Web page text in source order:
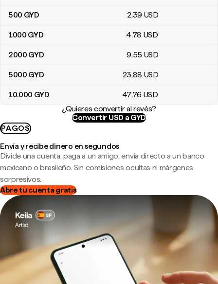
Tabla de conversión de dólares guyaneses a dólares
500 GYD 2,39 USD
1000 GYD 4,78 USD
2000 GYD 9,55 USD
5000 GYD 23,88 USD
10.000 GYD 47,76 USD
¿Quieres convertir al revés?
Convertir USD a GYD
PAGOS
Envía y recibe dinero en segundos
Divide una cuenta, paga a un amigo, envía directo a un banco
mexicano o brasileño. Sin comisiones ocultas ni márgenes
sorpresivos.
Abre tu cuenta gratis